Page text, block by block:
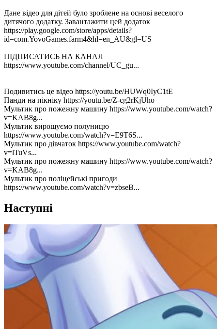
Дане відео для дітей було зроблене на основі веселого
дитячого додатку. Завантажити цей додаток
https://play.google.com/store/apps/details?
id=com.YovoGames.farm4&hl=en_AU&gl=US
ПІДПИСАТИСЬ НА КАНАЛ
https://www.youtube.com/channel/UC_gu...
Подивитись це відео https://youtu.be/HUWq0IyC1tE
Панди на пікніку https://youtu.be/Z-cg2rKjUho
Мультик про пожежну машину https://www.youtube.com/watch?
v=KAB8g...
Мультик вирощуємо полуницю
https://www.youtube.com/watch?v=E9T6S...
Мультик про дівчаток https://www.youtube.com/watch?
v=lTuVs...
Мультик про пожежну машину https://www.youtube.com/watch?
v=KAB8g...
Мультик про поліцейські пригоди
https://www.youtube.com/watch?v=zbseB...
Наступні